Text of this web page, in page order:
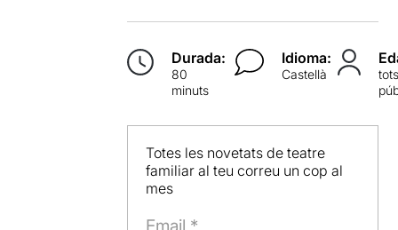
Durada:
80
minuts
Idioma:
Castellà
Totes les novetats de teatre
familiar al teu correu un cop al
mes